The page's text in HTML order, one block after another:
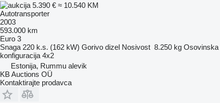
5.390 € ≈ 10.540 KM
Autotransporter
2003
593.000 km
Euro 3
Snaga 220 k.s. (162 kW) Gorivo dizel Nosivost 8.250 kg Osovinska
konfiguracija 4x2
Estonija, Rummu alevik
KB Auctions OÜ
Kontaktirajte prodavca